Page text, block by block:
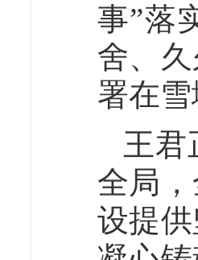
事”落
舍、
署在
王君
全局
设提